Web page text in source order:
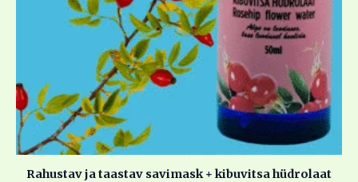
Rahustav ja taastav savimask + kibuvitsa hüdrolaat